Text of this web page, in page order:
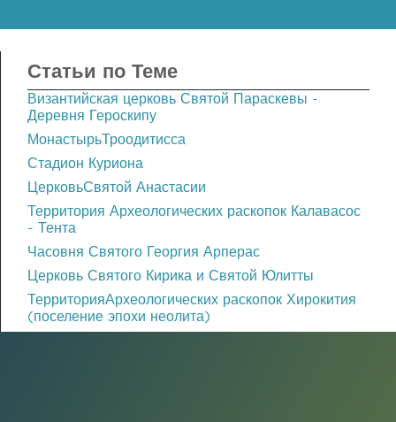
Статьи по Теме
Византийская церковь Святой Параскевы -
Деревня Героскипу
МонастырьТроодитисса
Стадион Куриона
ЦерковьСвятой Анастасии
Территория Археологических раскопок Калавасос
- Тента
Часовня Святого Георгия Арперас
Церковь Святого Кирика и Святой Юлитты
ТерриторияАрхеологических раскопок Хирокития
(поселение эпохи неолита)